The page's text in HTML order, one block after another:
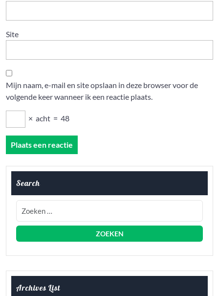
Site
Mijn naam, e-mail en site opslaan in deze browser voor de
volgende keer wanneer ik een reactie plaats.
× acht = 48
Search
Archives List